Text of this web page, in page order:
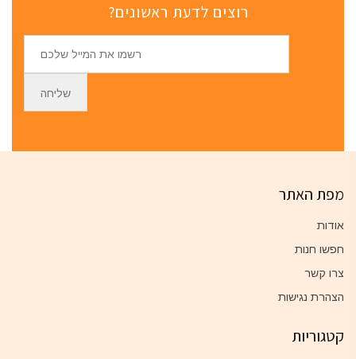
רוצים לדעת ראשונים?
מפת האתר
אודות
חפשו חנות
צרו קשר
הצהרת נגישות
קטגוריות